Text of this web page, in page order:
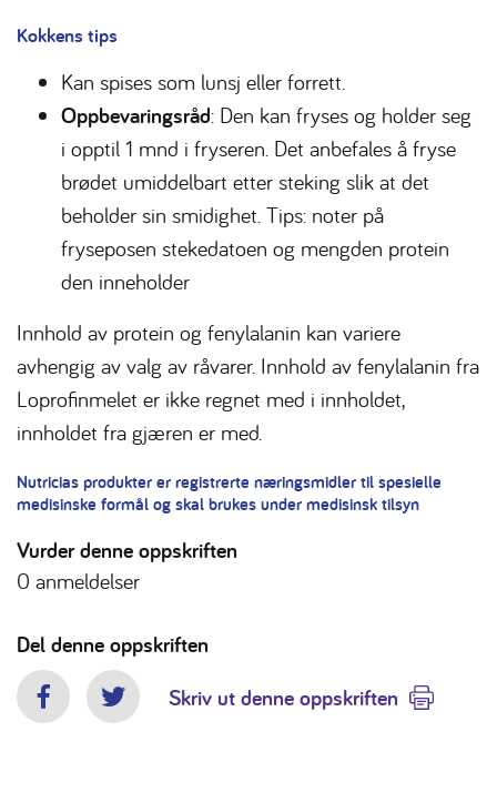
Kokkens tips
Kan spises som lunsj eller forrett.
Oppbevaringsråd: Den kan fryses og holder seg
i opptil 1 mnd i fryseren. Det anbefales å fryse
brødet umiddelbart etter steking slik at det
beholder sin smidighet. Tips: noter på
fryseposen stekedatoen og mengden protein
den inneholder
Innhold av protein og fenylalanin kan variere
avhengig av valg av råvarer. Innhold av fenylalanin fra
Loprofinmelet er ikke regnet med i innholdet,
innholdet fra gjæren er med.
Nutricias produkter er registrerte næringsmidler til spesielle
medisinske formål og skal brukes under medisinsk tilsyn
Vurder denne oppskriften
0 anmeldelser
Del denne oppskriften
FacebookTwitterSkriv ut denne oppskriften